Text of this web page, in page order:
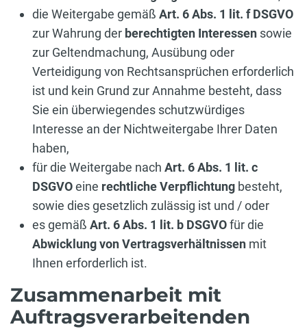
die Weitergabe gemäß Art. 6 Abs. 1 lit. f DSGVO
zur Wahrung der berechtigten Interessen sowie
zur Geltendmachung, Ausübung oder
Verteidigung von Rechtsansprüchen erforderlich
ist und kein Grund zur Annahme besteht, dass
Sie ein überwiegendes schutzwürdiges
Interesse an der Nichtweitergabe Ihrer Daten
haben,
für die Weitergabe nach Art. 6 Abs. 1 lit. c
DSGVOeine rechtliche Verpflichtung besteht,
sowie dies gesetzlich zulässig ist und / oder
es gemäß Art. 6 Abs. 1 lit. b DSGVOfür die
Abwicklung von Vertragsverhältnissen mit
Ihnen erforderlich ist.
Zusammenarbeit mit
Auftragsverarbeitenden